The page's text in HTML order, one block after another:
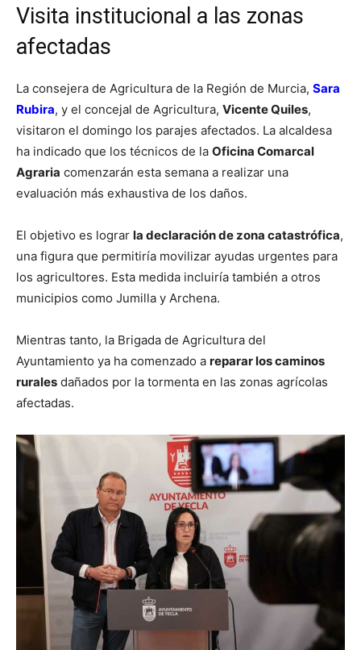
Visita institucional a las zonas
afectadas
La consejera de Agricultura de la Región de Murcia, Sara
Rubira, y el concejal de Agricultura, Vicente Quiles,
visitaron el domingo los parajes afectados. La alcaldesa
ha indicado que los técnicos de la Oficina Comarcal
Agraria comenzarán esta semana a realizar una
evaluación más exhaustiva de los daños.
El objetivo es lograr la declaración de zona catastrófica,
una figura que permitiría movilizar ayudas urgentes para
los agricultores. Esta medida incluiría también a otros
municipios como Jumilla y Archena.
Mientras tanto, la Brigada de Agricultura del
Ayuntamiento ya ha comenzado a reparar los caminos
rurales dañados por la tormenta en las zonas agrícolas
afectadas.